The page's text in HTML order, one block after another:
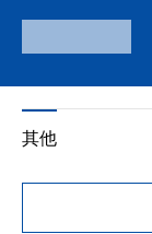
其他